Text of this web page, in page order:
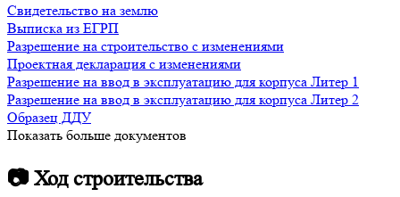
Свидетельство на землю
Выписка из ЕГРП
Разрешение на строительство с изменениями
Проектная декларация с изменениями
Разрешение на ввод в эксплуатацию для корпуса Литер 1
Разрешение на ввод в эксплуатацию для корпуса Литер 2
Образец ДДУ
Показать больше документов
📷 Ход строительства